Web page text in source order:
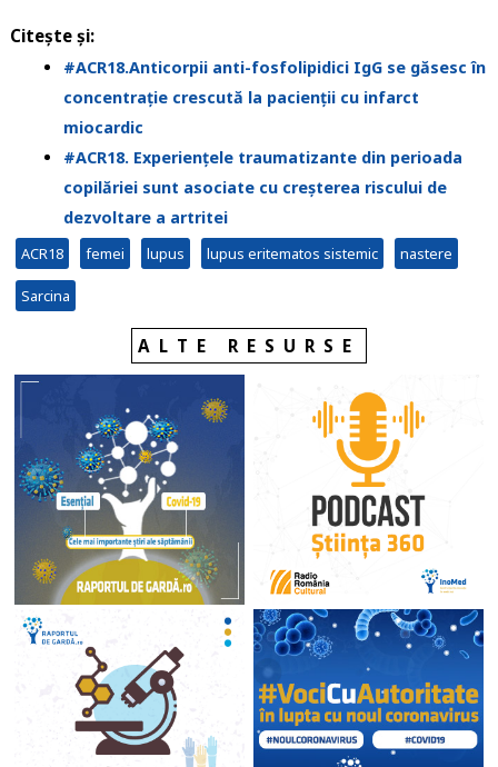
Citește și:
#ACR18.Anticorpii anti-fosfolipidici IgG se găsesc în
concentrație crescută la pacienții cu infarct
miocardic
#ACR18. Experiențele traumatizante din perioada
copilăriei sunt asociate cu creșterea riscului de
dezvoltare a artritei
ACR18 femei lupus lupus eritematos sistemic nastere
Sarcina
ALTE RESURSE